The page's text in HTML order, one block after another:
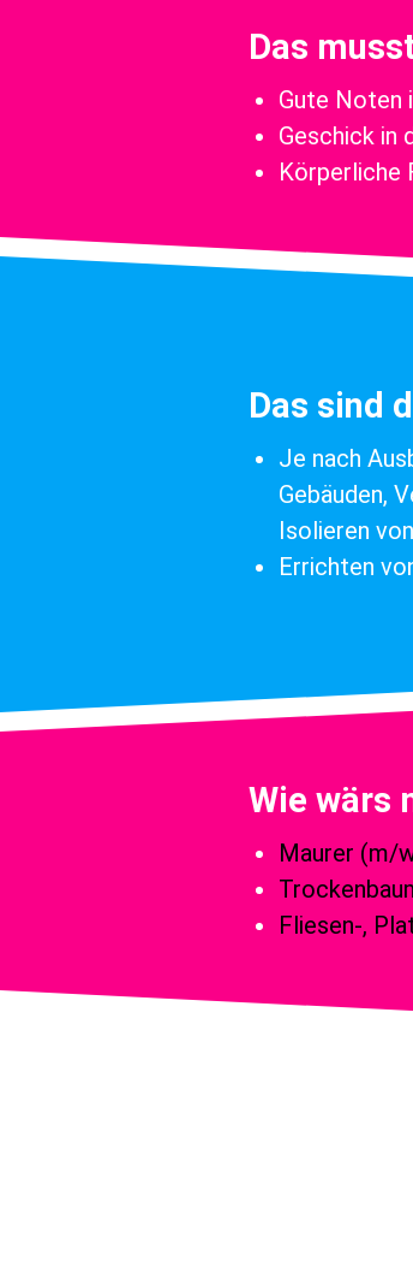
Das
Gute Noten
Geschick in
Körperliche
Das sind
Je nach
Gebäuden,
Isolieren
Errichten
Wie wärs
Maurer (m/
Fliesen-,